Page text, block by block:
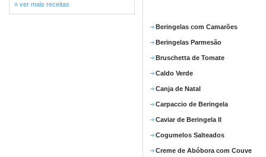
» ver mais receitas
Beringelas com Camarões
Beringelas Parmesão
Bruschetta de Tomate
Caldo Verde
Canja de Natal
Carpaccio de Beringela
Caviar de Beringela II
Cogumelos Salteados
Creme de Abóbora com Couve